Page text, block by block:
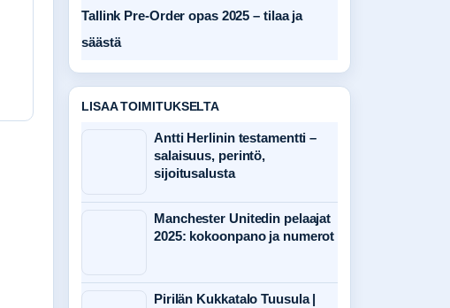
Tallink Pre-Order opas 2025 – tilaa ja
säästä
LISAA TOIMITUKSELTA
Antti Herlinin testamentti –
salaisuus, perintö,
sijoitusalusta
Manchester Unitedin pelaajat
2025: kokoonpano ja numerot
Pirilän Kukkatalo Tuusula |